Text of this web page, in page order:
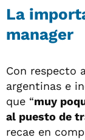
La
manager
Con respecto
argentinas e
que “muy
al puesto de
recae en